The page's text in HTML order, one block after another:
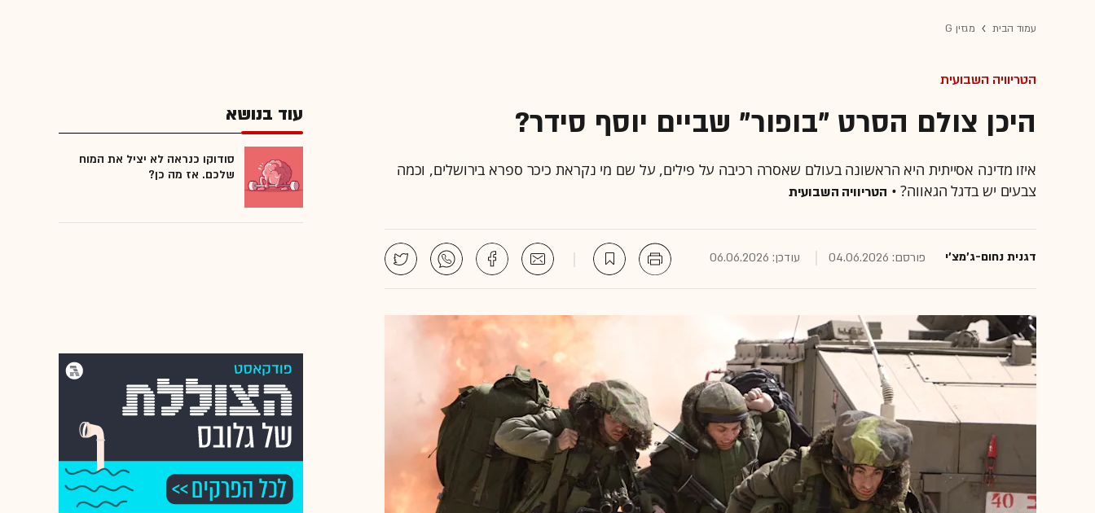
עמוד הבית מגזין G
הטריוויה השבועית
היכן צולם הסרט "בופור" שביים יוסף סידר?
איזו מדינה אסייתית היא הראשונה בעולם שאסרה רכיבה על פילים, על שם מי נקראת כיכר ספרא בירושלים, וכמה
צבעים יש בדגל הגאווה? • הטריוויה השבועית
דגנית נחום-ג'מצ'י פורסם: 04.06.2026 עודכן: 06.06.2026
עוד בנושא
סודוקו כנראה לא יציל את המוח
שלכם. אז מה כן?